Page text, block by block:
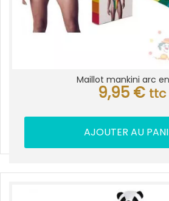
Maillot mankini arc
9,95 € ttc
AJOUTER AU